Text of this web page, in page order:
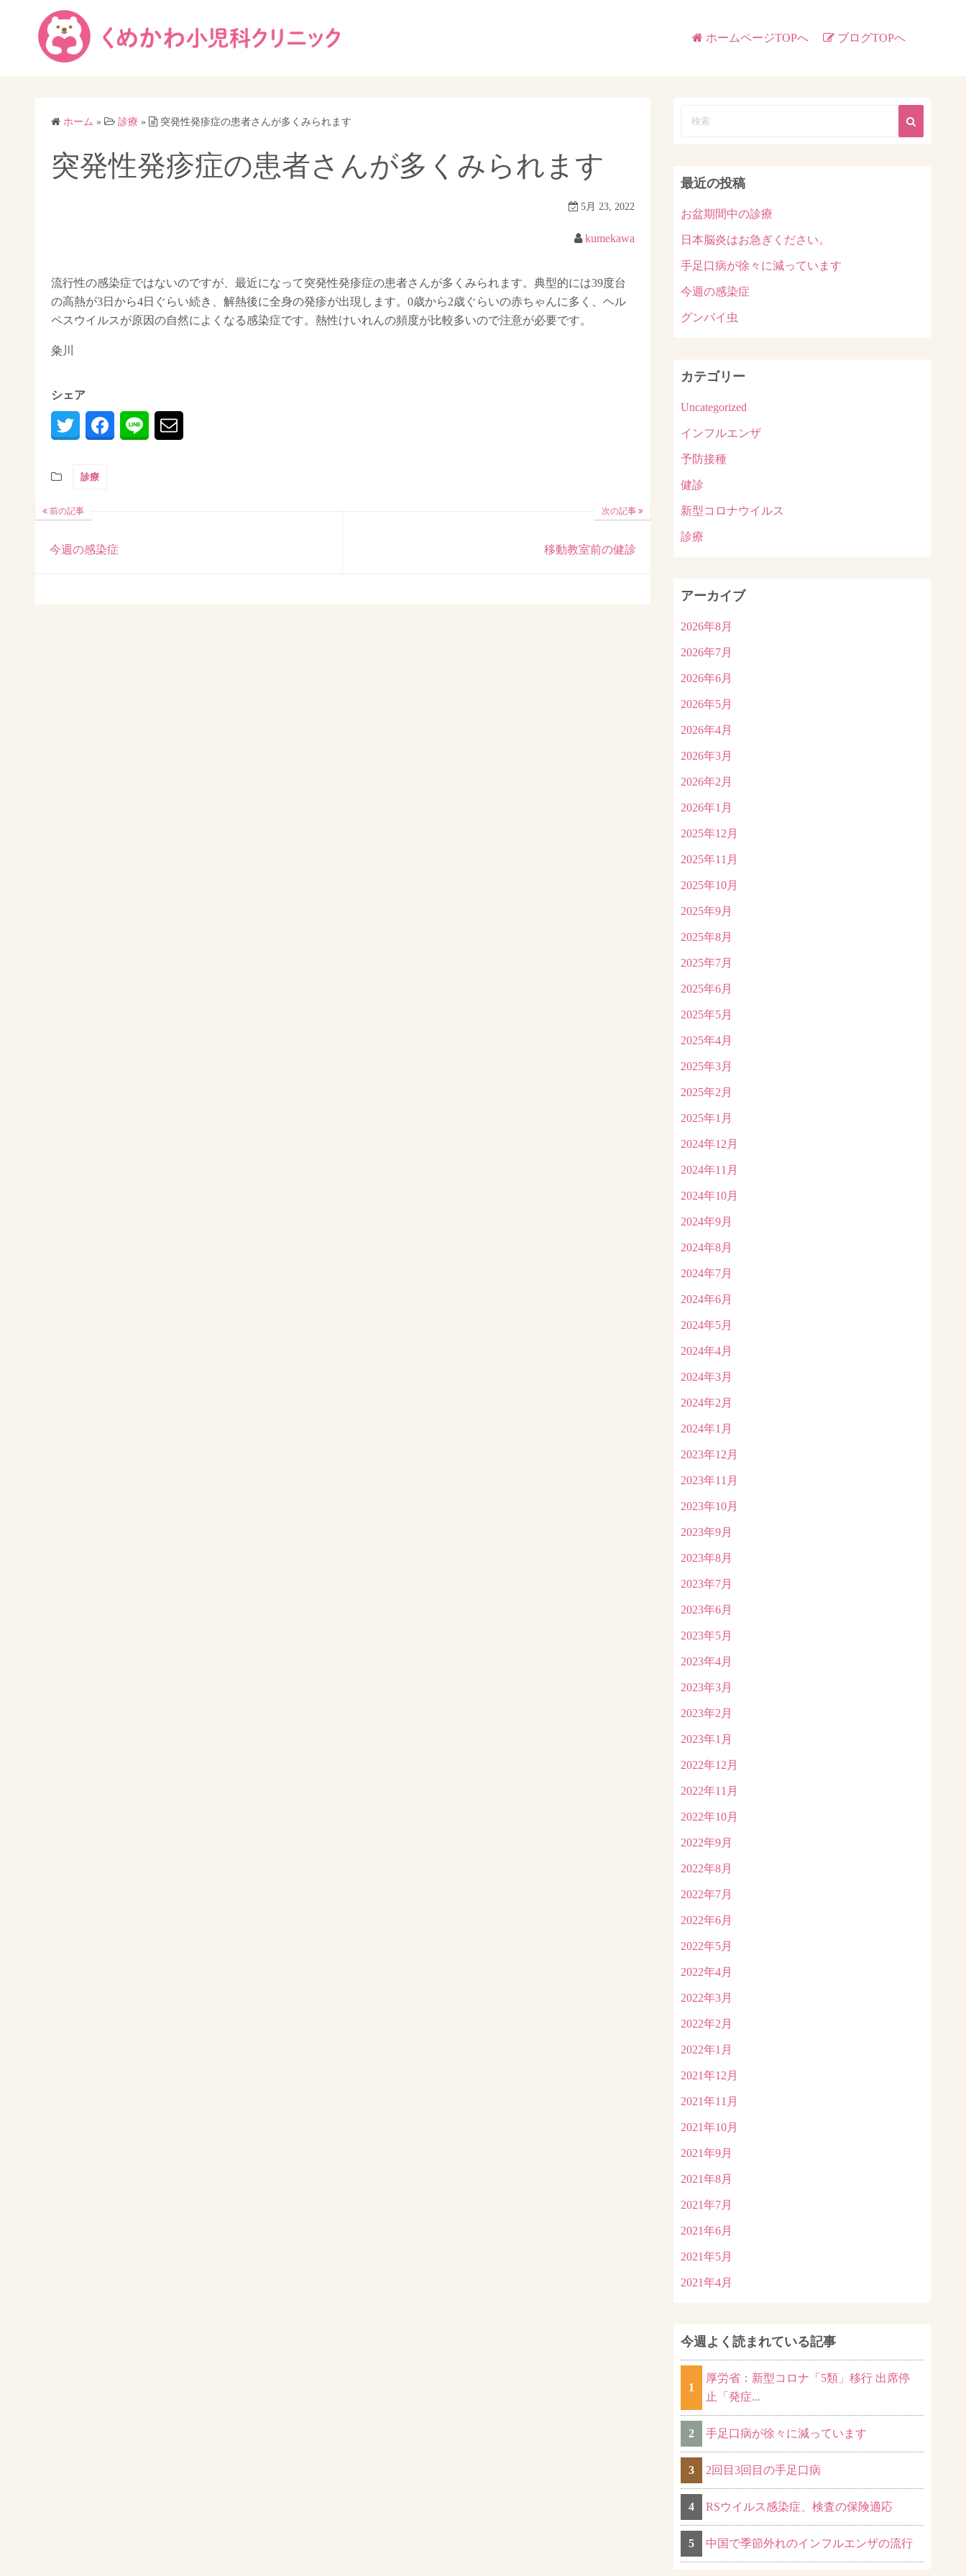
ホームページTOPへ ブログTOPへ
ホーム » 診療 » 突発性発疹症の患者さんが多くみられます
突発性発疹症の患者さんが多くみられます
5月 23, 2022
kumekawa
流行性の感染症ではないのですが、最近になって突発性発疹症の患者さんが多くみられます。典型的には39度台
の高熱が3日から4日ぐらい続き、解熱後に全身の発疹が出現します。0歳から2歳ぐらいの赤ちゃんに多く、ヘル
ペスウイルスが原因の自然によくなる感染症です。熱性けいれんの頻度が比較多いので注意が必要です。
粂川
シェア
診療
前の記事
今週の感染症
次の記事
移動教室前の健診
最近の投稿
お盆期間中の診療
日本脳炎はお急ぎください。
手足口病が徐々に減っています
今週の感染症
グンバイ虫
カテゴリー
Uncategorized
インフルエンザ
予防接種
健診
新型コロナウイルス
診療
アーカイブ
2026年8月
2026年7月
2026年6月
2026年5月
2026年4月
2026年3月
2026年2月
2026年1月
2025年12月
2025年11月
2025年10月
2025年9月
2025年8月
2025年7月
2025年6月
2025年5月
2025年4月
2025年3月
2025年2月
2025年1月
2024年12月
2024年11月
2024年10月
2024年9月
2024年8月
2024年7月
2024年6月
2024年5月
2024年4月
2024年3月
2024年2月
2024年1月
2023年12月
2023年11月
2023年10月
2023年9月
2023年8月
2023年7月
2023年6月
2023年5月
2023年4月
2023年3月
2023年2月
2023年1月
2022年12月
2022年11月
2022年10月
2022年9月
2022年8月
2022年7月
2022年6月
2022年5月
2022年4月
2022年3月
2022年2月
2022年1月
2021年12月
2021年11月
2021年10月
2021年9月
2021年8月
2021年7月
2021年6月
2021年5月
2021年4月
今週よく読まれている記事
1
厚労省：新型コロナ「5類」移行 出席停
止「発症...
2 手足口病が徐々に減っています
3 2回目3回目の手足口病
4 RSウイルス感染症、検査の保険適応
5 中国で季節外れのインフルエンザの流行